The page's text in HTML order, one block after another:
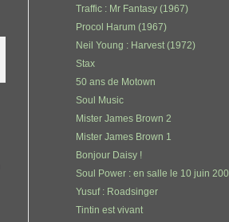
Traffic : Mr Fantasy (1967)
Procol Harum (1967)
Neil Young : Harvest (1972)
Stax
50 ans de Motown
Soul Music
Mister James Brown 2
Mister James Brown 1
Bonjour Daisy !
Soul Power : en salle le 10 juin
Yusuf : Roadsinger
Tintin est vivant